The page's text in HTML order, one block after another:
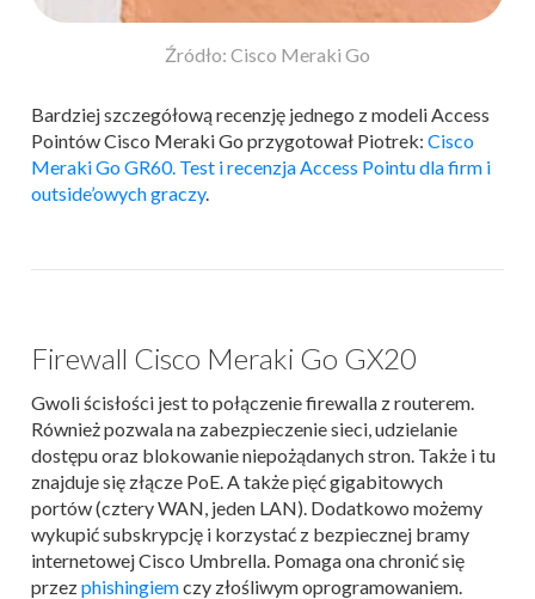
Źródło: Cisco Meraki Go
Bardziej szczegółową recenzję jednego z modeli Access
Pointów Cisco Meraki Go przygotował Piotrek: Cisco
Meraki Go GR60. Test i recenzja Access Pointu dla firm i
outside’owych graczy.
Firewall Cisco Meraki Go GX20
Gwoli ścisłości jest to połączenie firewalla z routerem.
Również pozwala na zabezpieczenie sieci, udzielanie
dostępu oraz blokowanie niepożądanych stron. Także i tu
znajduje się złącze PoE. A także pięć gigabitowych
portów (cztery WAN, jeden LAN). Dodatkowo możemy
wykupić subskrypcję i korzystać z bezpiecznej bramy
internetowej Cisco Umbrella. Pomaga ona chronić się
przezphishingiemczy złośliwym oprogramowaniem.